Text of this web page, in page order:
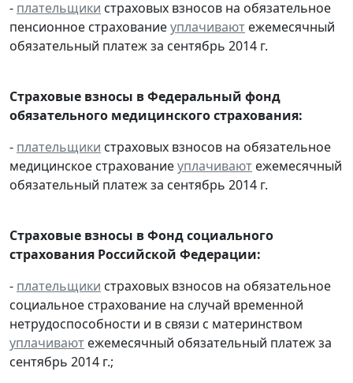
- плательщики страховых взносов на обязательное
пенсионное страхованиеуплачивают ежемесячный
обязательный платеж за сентябрь 2014 г.
Страховые взносы в Федеральный фонд
обязательного медицинского страхования:
- плательщики страховых взносов на обязательное
медицинское страхованиеуплачивают ежемесячный
обязательный платеж за сентябрь 2014 г.
Страховые взносы в Фонд социального
страхования Российской Федерации:
- плательщики страховых взносов на обязательное
социальное страхование на случай временной
нетрудоспособности и в связи с материнством
уплачивают ежемесячный обязательный платеж за
сентябрь 2014 г.;